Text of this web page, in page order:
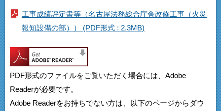
工事成績評定書等（名古屋法務総合庁舎改修工事（火災
報知設備の部）） (PDF形式 : 2.3MB)
PDF形式のファイルをご覧いただく場合には、Adobe
Readerが必要です。
Adobe Readerをお持ちでない方は、以下のページからダウ